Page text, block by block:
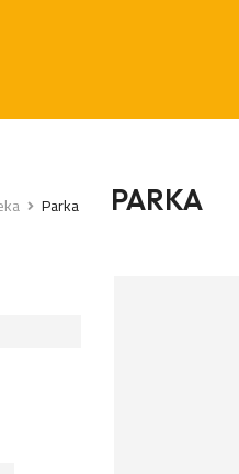
Parka PARKA